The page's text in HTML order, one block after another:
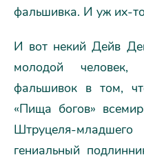
фальшивка. И уж их-
И вот некий Дейв
молодой
фальшивок в том,
«Пища богов»
Штруцеля-
гениальный